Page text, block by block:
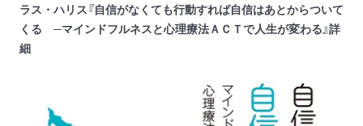
ラス・ハリス『自信がなくても行動すれば自信はあとからついて
くる ─マインドフルネスと心理療法ＡＣＴで人生が変わる』詳
細